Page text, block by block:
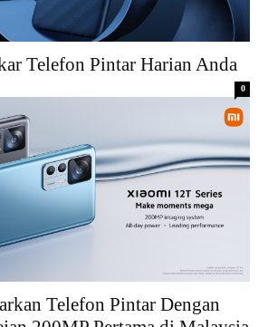
Telefon Pintar Harian Anda
0
Telefon Pintar Dengan